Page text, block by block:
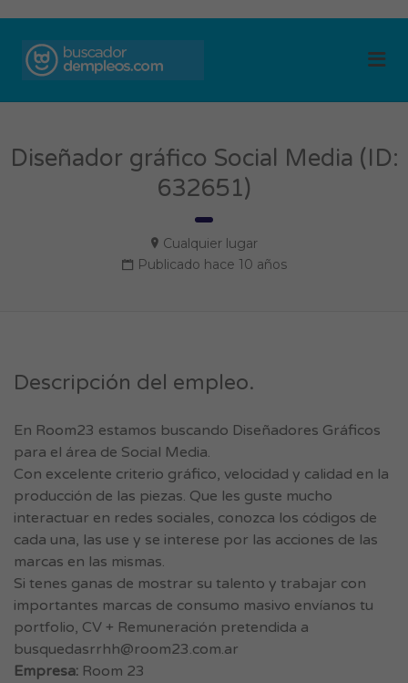
Diseñador gráfico Social Media (ID:
632651)
Cualquier lugar
Publicado hace 10 años
Descripción del empleo.
En Room23 estamos buscando Diseñadores Gráficos
para el área de Social Media.
Con excelente criterio gráfico, velocidad y calidad en la
producción de las piezas. Que les guste mucho
interactuar en redes sociales, conozca los códigos de
cada una, las use y se interese por las acciones de las
marcas en las mismas.
Si tenes ganas de mostrar su talento y trabajar con
importantes marcas de consumo masivo envíanos tu
portfolio, CV + Remuneración pretendida a
busquedasrrhh@room23.com.ar
Empresa: Room 23